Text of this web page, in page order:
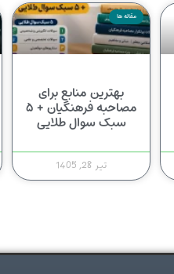
مقاله ها
بهترین منابع برای
مصاحبه فرهنگیان + ۵
سبک سوال طلایی
تیر 28, 1405